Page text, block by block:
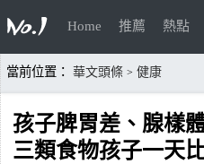
Home 推薦 熱點
當前位置： 華文頭條 > 健康
孩子脾胃差、腺樣
三類食物孩子一天